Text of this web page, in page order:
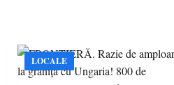
LOCALE